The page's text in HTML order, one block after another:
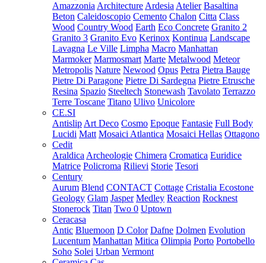
Amazzonia Architecture Ardesia Atelier Basaltina
Beton Caleidoscopio Cemento Chalon Citta Class
Wood Country Wood Earth Eco Concrete Granito 2
Granito 3 Granito Evo Kerinox Kontinua Landscape
Lavagna Le Ville Limpha Macro Manhattan
Marmoker Marmosmart Marte Metalwood Meteor
Metropolis Nature Newood Opus Petra Pietra Bauge
Pietre Di Paragone Pietre Di Sardegna Pietre Etrusche
Resina Spazio Steeltech Stonewash Tavolato Terrazzo
Terre Toscane Titano Ulivo Unicolore
CE.SI
Antislip Art Deco Cosmo Epoque Fantasie Full Body
Lucidi Matt Mosaici Atlantica Mosaici Hellas Ottagono
Cedit
Araldica Archeologie Chimera Cromatica Euridice
Matrice Policroma Rilievi Storie Tesori
Century
Aurum Blend CONTACT Cottage Cristalia Ecostone
Geology Glam Jasper Medley Reaction Rocknest
Stonerock Titan Two 0 Uptown
Ceracasa
Antic Bluemoon D Color Dafne Dolmen Evolution
Lucentum Manhattan Mitica Olimpia Porto Portobello
Soho Solei Urban Vermont